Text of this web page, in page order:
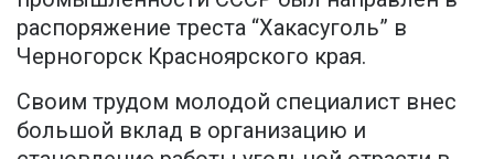
распоряжение треста “Хакасуголь” в
Черногорск Красноярского края.
Своим трудом молодой специалист внес
большой вклад в организацию и